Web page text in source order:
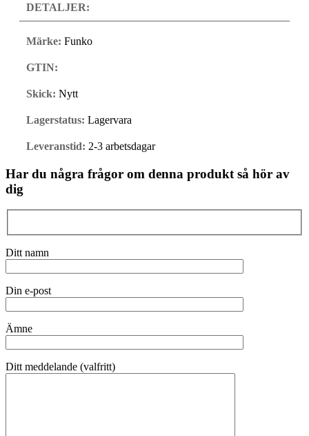
DETALJER:
Märke: Funko
GTIN:
Skick: Nytt
Lagerstatus: Lagervara
Leveranstid: 2-3 arbetsdagar
Har du några frågor om denna produkt så hör av
dig
Ditt namn
Din e-post
Ämne
Ditt meddelande (valfritt)